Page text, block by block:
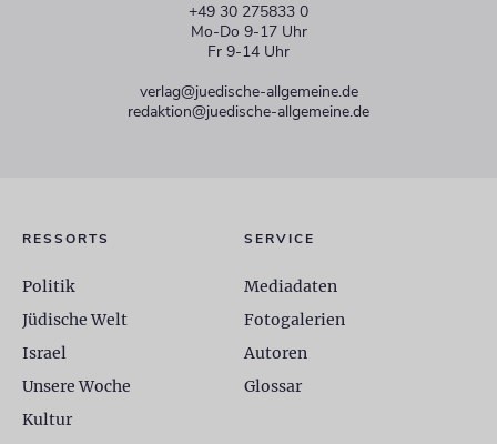
+49 30 275833 0
Mo-Do 9-17 Uhr
Fr 9-14 Uhr
verlag@juedische-allgemeine.de
redaktion@juedische-allgemeine.de
RESSORTS
Politik
Jüdische Welt
Israel
Unsere Woche
Kultur
SERVICE
Mediadaten
Fotogalerien
Autoren
Glossar